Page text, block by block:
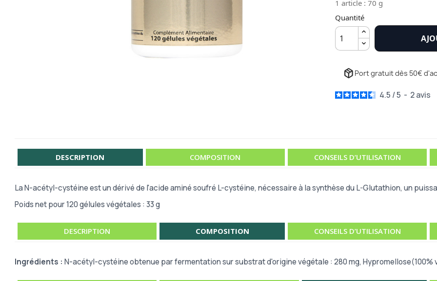
1 article : 70 g
Quantité
package_2 Port gratuit dès 50€
4.5 /5 - 2avis
DESCRIPTION COMPOSITION CONSEILS D’UTILISATION
La N-acétyl-cystéine est un dérivé de l'acide aminé soufré L-cystéine, nécessaire à la synthèse du L-Glutathion, un
Poids net pour 120 gélules végétales : 33 g
DESCRIPTION COMPOSITION CONSEILS D’UTILISATION
Ingrédients : N-acétyl-cystéine obtenue par fermentation sur substrat d'origine végétale : 280 mg, Hypromellose(100%